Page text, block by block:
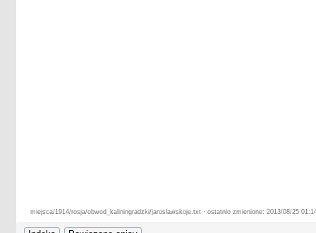
miejsca/1914/rosja/obwod_kaliningradzki/jaroslawskoje.txt · ostatnio zmienione: 2013/08/25